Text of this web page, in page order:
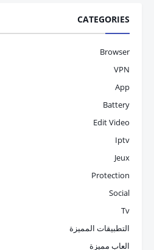
CATEGORIES
Browser
VPN
App
Battery
Edit Video
Iptv
Jeux
Protection
Social
Tv
التطبيقات المميزة
العاب مميزة